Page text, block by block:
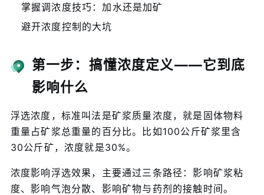
掌握调浓度技巧：加水还是加矿
避开浓度控制的大坑
第一步：搞懂浓度定义——它到底
影响什么
浮选浓度，标准叫法是矿浆质量浓度，就是固体物料
重量占矿浆总重量的百分比。比如100公斤矿浆里含
30公斤矿，浓度就是30%。
浓度影响浮选效果，主要通过三条路径：影响矿浆粘
度、影响气泡分散、影响矿物与药剂的接触时间。